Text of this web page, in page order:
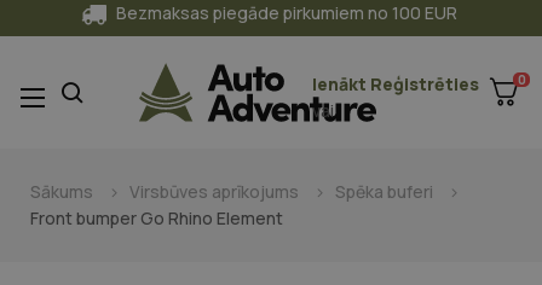
Bezmaksas piegāde pirkumiem no 100 EUR
Ienākt
vai
Reģistrēties 0
Toggle
navigation
☰
Sākums Virsbūves aprīkojums
Spēka buferi
Front bumper Go Rhino Element